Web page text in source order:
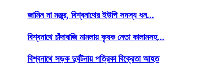
জামিন না মঞ্জুর, বিশ্বনাথের ইউপি সদস্য ধন...
বিশ্বনাথে চাঁদাবাজি মামলায় কৃষক নেতা কালামসহ...
বিশ্বনাথে সড়ক দুর্ঘটনায় পত্রিকা বিক্রেতা আহত